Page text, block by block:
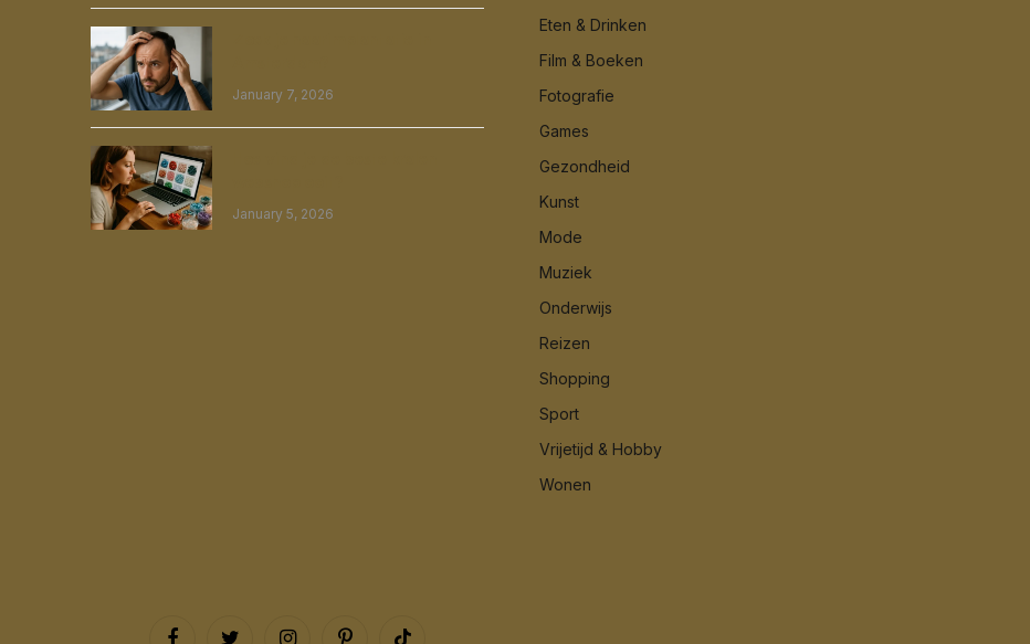
January 7, 2026
January 5, 2026
Eten & Drinken
Film & Boeken
Fotografie
Games
Gezondheid
Kunst
Mode
Muziek
Onderwijs
Reizen
Shopping
Sport
Vrijetijd & Hobby
Wonen